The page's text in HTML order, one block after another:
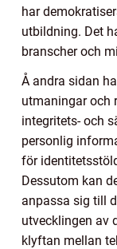
har
utbildning. Det
branscher och
Å andra sidan
utmaningar och
integritets- och
personlig
för
Dessutom kan
anpassa sig till
utvecklingen av
klyftan mellan